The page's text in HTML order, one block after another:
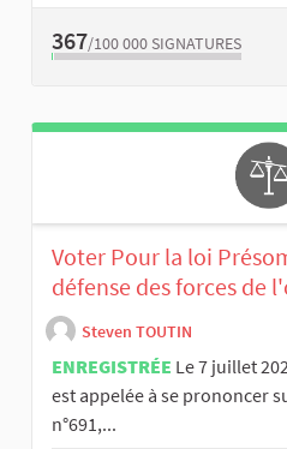
367/100 000 SIGNATURES
Voter Pour la loi
défense des forces de
Steven TOUTIN
ENREGISTRÉE Le 7 juillet
est appelée à se prononcer
n°691,...